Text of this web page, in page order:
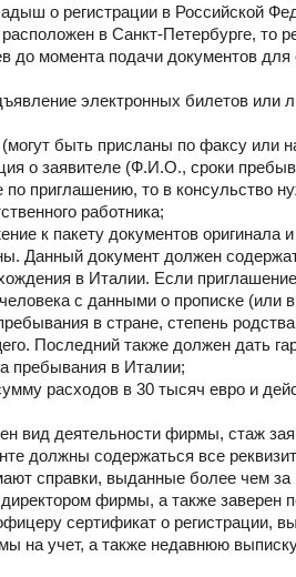
о регистрации в Российской
в Санкт-Петербурге, то
до момента подачи документов
электронных билетов или
быть присланы по факсу или
о заявителе (Ф.И.О., сроки
приглашению, то в консульство
работника;
к пакету документов оригинала
Данный документ должен
в Италии. Если
с данными о прописке (или
в стране, степень
Последний также должен дать
пребывания в Италии;
расходов в 30 тысяч евро и
вид деятельности фирмы, стаж
должны содержаться все
справки, выданные более чем
фирмы, а также заверен
сертификат о регистрации,
на учет, а также недавнюю